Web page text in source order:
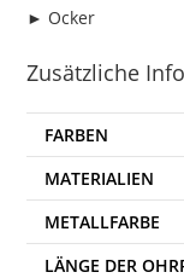
► Ocker
Zusätzliche
FARBEN
MATERIALIEN
METALLFARBE
LÄNGE DER